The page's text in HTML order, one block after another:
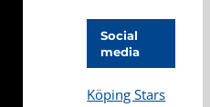
Social
media
Köping Stars